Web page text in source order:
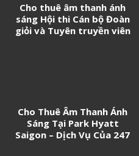
Cho thuê âm thanh ánh
sáng Hội thi Cán bộ Đoàn
giỏi và Tuyên truyền viên
Cho Thuê Âm Thanh Ánh
Sáng Tại Park Hyatt
Saigon – Dịch Vụ Của 247